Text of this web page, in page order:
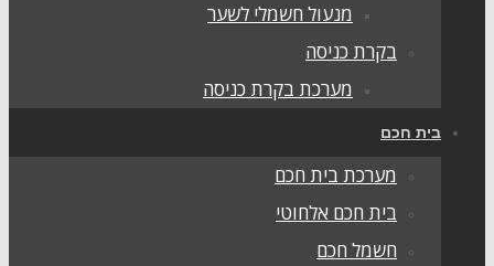
מנעול חשמלי לשער
בקרת כניסה
מערכת בקרת כניסה
חכם
מערכת בית חכם
בית חכם אלחוטי
חשמל חכם